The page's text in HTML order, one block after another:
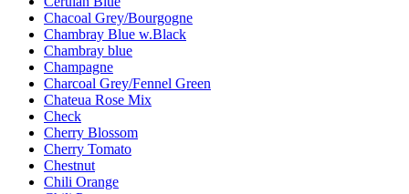
Chacoal Grey/Bourgogne
Chambray Blue w.Black
Chambray blue
Champagne
Charcoal Grey/Fennel Green
Chateua Rose Mix
Check
Cherry Blossom
Cherry Tomato
Chestnut
Chili Orange